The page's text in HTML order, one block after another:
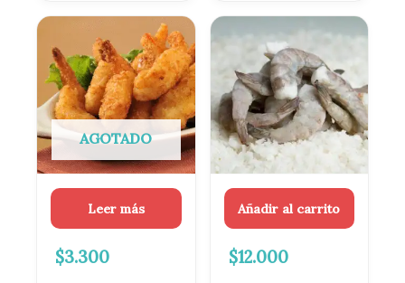
Premium para
Sushi
AGOTADO
Leer más
$3.300
Añadir al carrito
$12.000